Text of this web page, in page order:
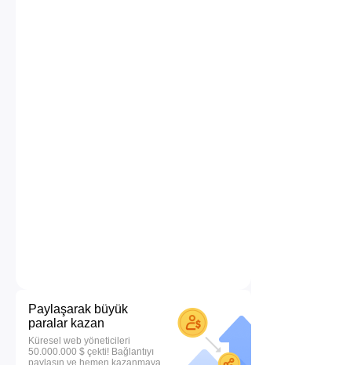
Paylaşarak büyük
paralar kazan
Küresel web yöneticileri
50.000.000 $ çekti! Bağlantıyı
paylaşın ve hemen kazanmaya